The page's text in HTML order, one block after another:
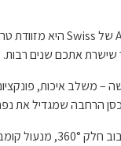
שישרת אתכם שנים רבות.
הרחבה שמגדיל את נפח
הסט מצויד ב-8